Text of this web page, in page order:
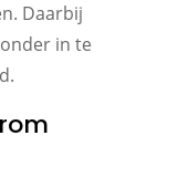
Daarbij
in te